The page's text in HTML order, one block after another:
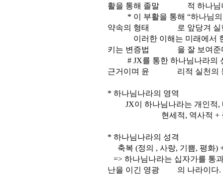
활을 통해 졸말 적 하나님나
* 이 부활을 통해 “하나님의
약속의 형태 로 앞당겨 실
이러한 이해는 미래에서 현
키는 변증법 을 잘 보여준
# JX를 통한 하나님나라의
근거이며 윤 리적 실천의
* 하나님나라의 영역
JX이 하나님나라는 개인적,
현세적, 역사적 + 종말
* 하나님나라의 성격
축복 (정의 , 사랑, 기쁨, 평화)
=> 하나님나라는 십자가를 통
난을 이긴 영광 의 나라이다.